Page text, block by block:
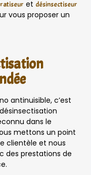
et désinsectiseur
vous proposer un
antinuisible, c’est
dans le
mettons un point
clientèle et nous
des prestations de